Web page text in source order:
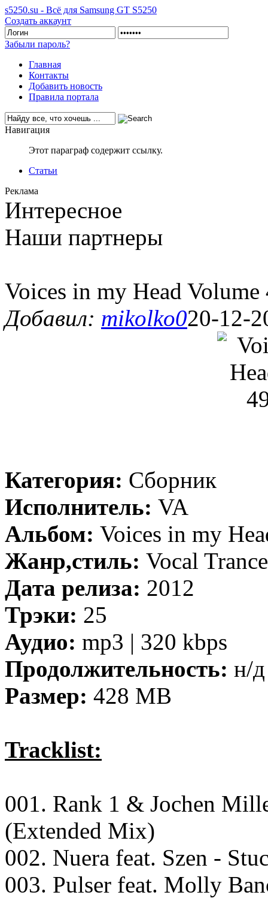
s5250.su - Всё для Samsung GT S5250
Создать аккаунт
Забыли пароль?
Главная
Контакты
Добавить новость
Правила портала
Навигация
Этот параграф содержит ссылку.
Статьи
Реклама
Интересное
Наши партнеры
Voices in my Head
Добавил: mikolko020-12-
Категория: Сборник
Исполнитель: VA
Альбом: Voices in my
Жанр,стиль: Vocal Trance
Дата релиза: 2012
Трэки: 25
Аудио: mp3 | 320 kbps
Продолжительность: н/д
Размер: 428 MB
Tracklist:
001. Rank 1 & Jochen
(Extended Mix)
002. Nuera feat. Szen -
003. Pulser feat. Molly